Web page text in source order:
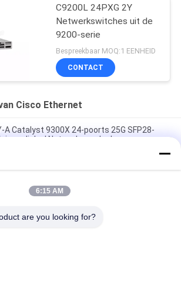
C9200L 24PXG 2Y
Netwerkswitches uit de
9200-serie
Bespreekbaar MOQ:1 EENHEID
CONTACT
Cisco Ethernet
A Catalyst 9300X 24-poorts 25G SFP28-
uplinks | Netwerkvoordeel
A-schakelaar | Catalyst 9300X 12-poorts
Katalysator 9300 SFP-switch met 48
6:15 AM
are you looking for?